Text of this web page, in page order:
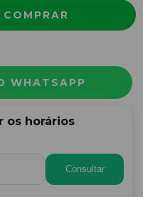
WHATSAPP
os horários
Consultar